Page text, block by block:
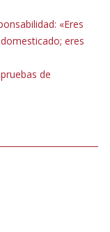
«Eres
eres
de